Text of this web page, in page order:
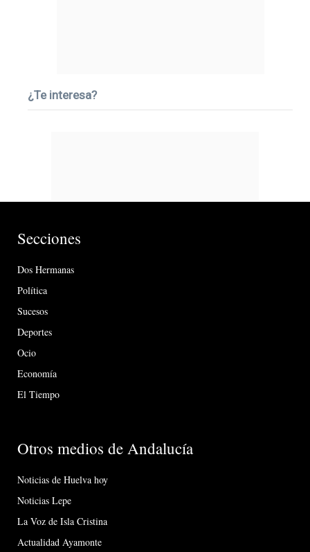
¿Te interesa?
Secciones
Dos Hermanas
Política
Sucesos
Deportes
Ocio
Economía
El Tiempo
Otros medios de Andalucía
Noticias de Huelva hoy
Noticias Lepe
La Voz de Isla Cristina
Actualidad Ayamonte